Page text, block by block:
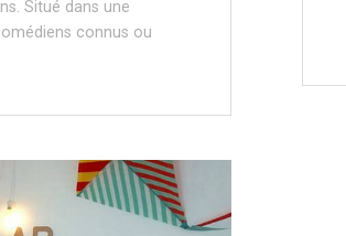
Situé dans une
connus ou